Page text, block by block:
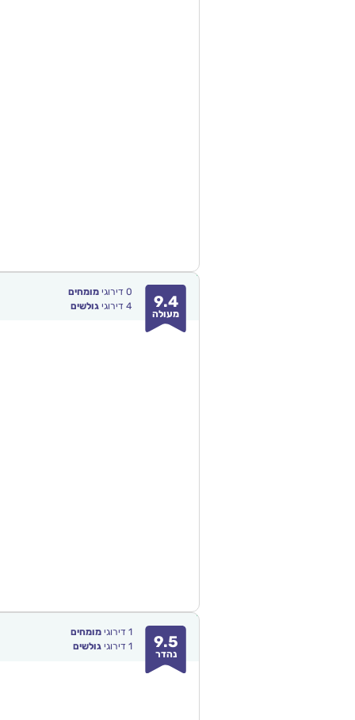
9.4
מעולה
0 דירוגימומחים
4 דירוגיגולשים
9.5
נהדר
1 דירוגימומחים
1 דירוגיגולשים